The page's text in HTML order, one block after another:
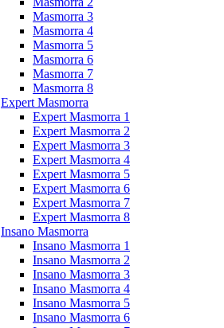
Masmorra 3
Masmorra 4
Masmorra 5
Masmorra 6
Masmorra 7
Masmorra 8
Expert Masmorra
Expert Masmorra 1
Expert Masmorra 2
Expert Masmorra 3
Expert Masmorra 4
Expert Masmorra 5
Expert Masmorra 6
Expert Masmorra 7
Expert Masmorra 8
Insano Masmorra
Insano Masmorra 1
Insano Masmorra 2
Insano Masmorra 3
Insano Masmorra 4
Insano Masmorra 5
Insano Masmorra 6